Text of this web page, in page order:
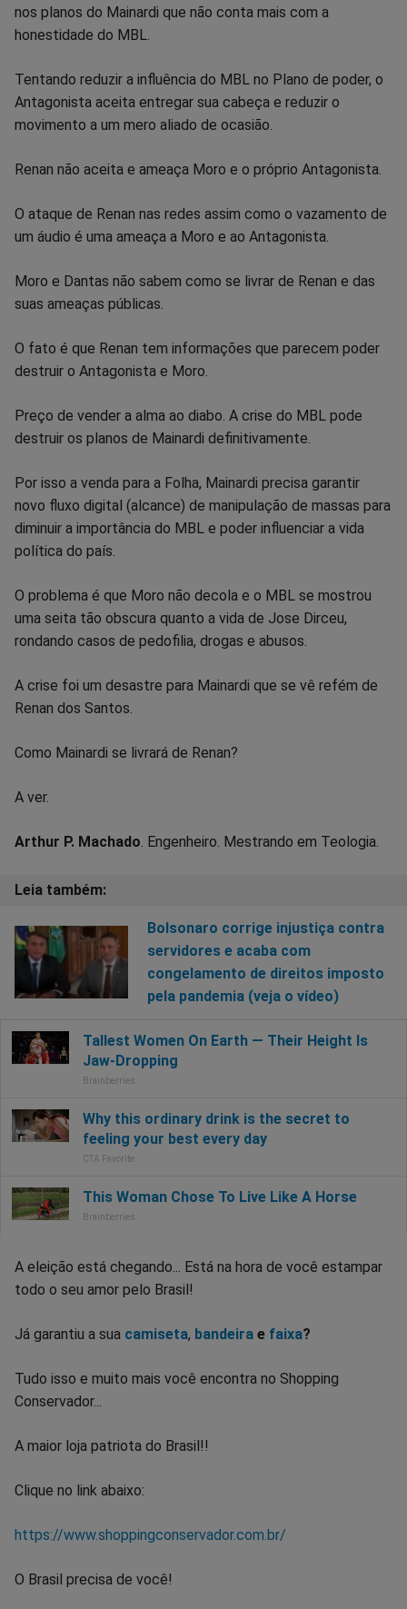
nos planos do Mainardi que não conta mais com a
honestidade do MBL.
Tentando reduzir a influência do MBL no Plano de poder, o
Antagonista aceita entregar sua cabeça e reduzir o
movimento a um mero aliado de ocasião.
Renan não aceita e ameaça Moro e o próprio Antagonista.
O ataque de Renan nas redes assim como o vazamento de
um áudio é uma ameaça a Moro e ao Antagonista.
Moro e Dantas não sabem como se livrar de Renan e das
suas ameaças públicas.
O fato é que Renan tem informações que parecem poder
destruir o Antagonista e Moro.
Preço de vender a alma ao diabo. A crise do MBL pode
destruir os planos de Mainardi definitivamente.
Por isso a venda para a Folha, Mainardi precisa garantir
novo fluxo digital (alcance) de manipulação de massas para
diminuir a importância do MBL e poder influenciar a vida
política do país.
O problema é que Moro não decola e o MBL se mostrou
uma seita tão obscura quanto a vida de Jose Dirceu,
rondando casos de pedofilia, drogas e abusos.
A crise foi um desastre para Mainardi que se vê refém de
Renan dos Santos.
Como Mainardi se livrará de Renan?
A ver.
Arthur P. Machado. Engenheiro. Mestrando em Teologia.
Bolsonaro corrige injustiça contra
servidores e acaba com
congelamento de direitos imposto
pela pandemia (veja o vídeo)
A eleição está chegando... Está na hora de você estampar
todo o seu amor pelo Brasil!
Já garantiu a sua camiseta, bandeira e faixa?
Tudo isso e muito mais você encontra no Shopping
Conservador...
A maior loja patriota do Brasil!!
Clique no link abaixo:
https://www.shoppingconservador.com.br/
O Brasil precisa de você!